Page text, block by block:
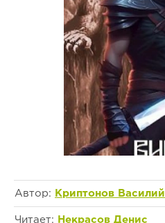
Автор: Криптонов Василий
Читает: Некрасов Денис